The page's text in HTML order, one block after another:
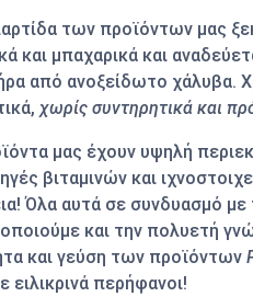
των προϊόντων μας
και μπαχαρικά και
από ανοξείδωτο χάλυβα.
, χωρίς συντηρητικά και
μας έχουν υψηλή
βιταμινών και
Όλα αυτά σε συνδυασμό
και την πολυετή
και γεύση των προϊόντων
ειλικρινά περήφανοι!